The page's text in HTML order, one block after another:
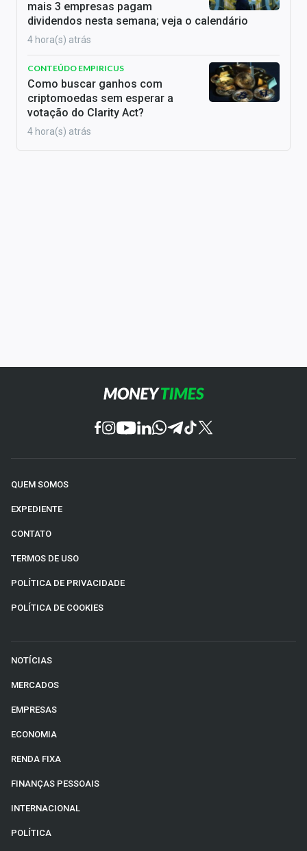
mais 3 empresas pagam
dividendos nesta semana; veja o calendário
4 hora(s) atrás
CONTEÚDO EMPIRICUS
Como buscar ganhos com
criptomoedas sem esperar a
votação do Clarity Act?
4 hora(s) atrás
QUEM SOMOS
EXPEDIENTE
CONTATO
TERMOS DE USO
POLÍTICA DE PRIVACIDADE
POLÍTICA DE COOKIES
NOTÍCIAS
MERCADOS
EMPRESAS
ECONOMIA
RENDA FIXA
FINANÇAS PESSOAIS
INTERNACIONAL
POLÍTICA